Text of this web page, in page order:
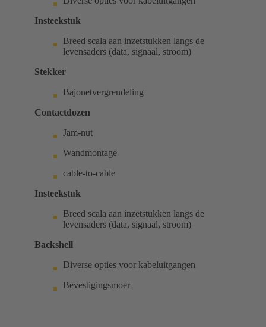
Insteekstuk
Breed scala aan inzetstukken langs de
levensaders (data, signaal, stroom)
Stekker
Bajonetvergrendeling
Contactdozen
Jam-nut
Wandmontage
cable-to-cable
Insteekstuk
Breed scala aan inzetstukken langs de
levensaders (data, signaal, stroom)
Backshell
Diverse opties voor kabeluitgangen
Bevestigingsmoer